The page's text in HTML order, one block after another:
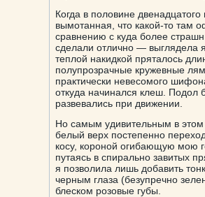
Когда в половине
вымотанная, что какой-то там
сравнению с куда более
сделали отлично — выглядела
теплой накидкой пряталось
полупрозрачные кружевные
практически невесомого
откуда начинался клеш. Подол
развевались при движении.
Но самым удивительным в этом
белый верх постепенно
косу, короной огибающую мою
путаясь в спирально завитых
я позволила лишь добавить
черным глаза (безупречно
блеском розовые губы.